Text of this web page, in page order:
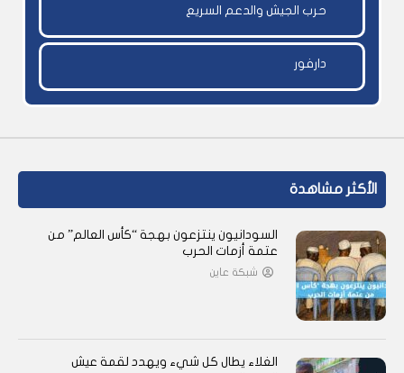
حرب الجيش والدعم السريع
دارفور
الأكثر مشاهدة
السودانيون ينتزعون بهجة “كأس العالم” من
عتمة أزمات الحرب
شبكة عاين
الغلاء يطال كل شيء ويهدد لقمة عيش